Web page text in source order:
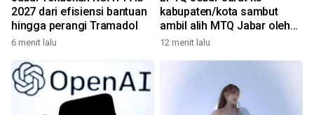
2027 dari efisiensi bantuan
hingga perangi Tramadol
6 menit lalu
kabupaten/kota sambut
ambil alih MTQ Jabar oleh
Pemprov
12 menit lalu